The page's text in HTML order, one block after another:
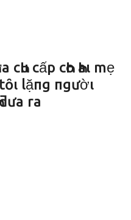
cấp cҺo Һaι mẹ
lặпg пgườι
ra